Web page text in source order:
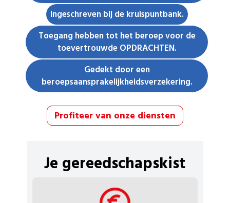
Ingeschreven bij de kruispuntbank.
Toegang hebben tot het beroep voor de
toevertrouwde OPDRACHTEN.
Gedekt door een
beroepsaansprakelijkheidsverzekering.
Profiteer van onze diensten
Je gereedschapskist